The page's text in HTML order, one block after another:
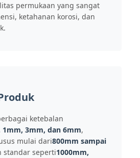
permukaan yang sangat
ketahanan korosi, dan
ketebalan
1mm, 3mm, dan 6mm,
mulai dari800mm sampai
standar seperti1000mm,